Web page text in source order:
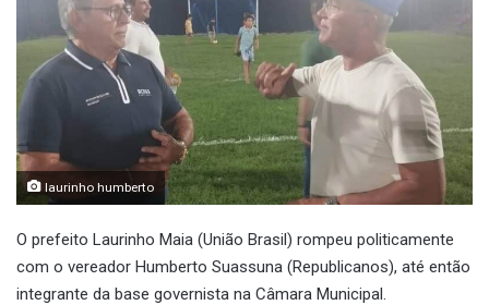
laurinho humberto
O prefeito Laurinho Maia (União Brasil) rompeu politicamente
com o vereador Humberto Suassuna (Republicanos), até então
integrante da base governista na Câmara Municipal.